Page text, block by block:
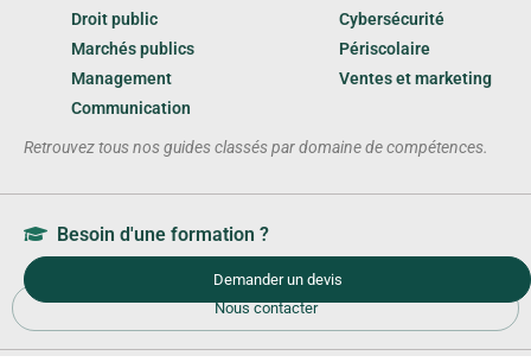
Droit public
Marchés publics
Management
Communication
Cybersécurité
Périscolaire
Ventes et marketing
Retrouvez tous nos guides classés par domaine de compétences.
Besoin d'une formation ?
Demander un devis
Nous contacter